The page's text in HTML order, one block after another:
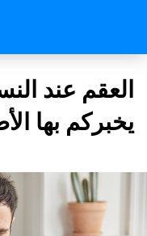
العقم عند
يخبركم بها